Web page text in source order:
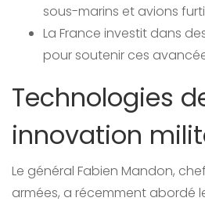
sous-marins et avions
La France investit dans
pour soutenir ces
Technologies
innovation
Le général Fabien Mandon,
armées, a récemment abordé